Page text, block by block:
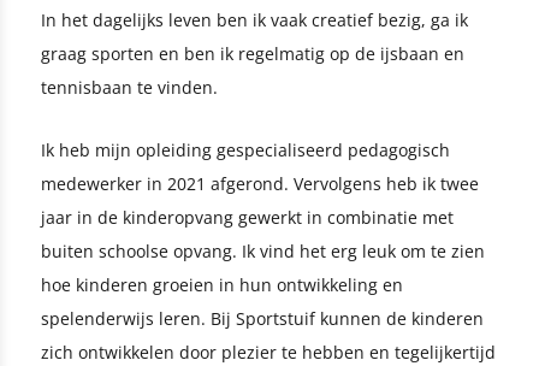
In het dagelijks leven ben ik vaak creatief bezig, ga ik
graag sporten en ben ik regelmatig op de ijsbaan en
tennisbaan te vinden.
Ik heb mijn opleiding gespecialiseerd pedagogisch
medewerker in 2021 afgerond. Vervolgens heb ik twee
jaar in de kinderopvang gewerkt in combinatie met
buiten schoolse opvang. Ik vind het erg leuk om te zien
hoe kinderen groeien in hun ontwikkeling en
spelenderwijs leren. Bij Sportstuif kunnen de kinderen
zich ontwikkelen door plezier te hebben en tegelijkertijd